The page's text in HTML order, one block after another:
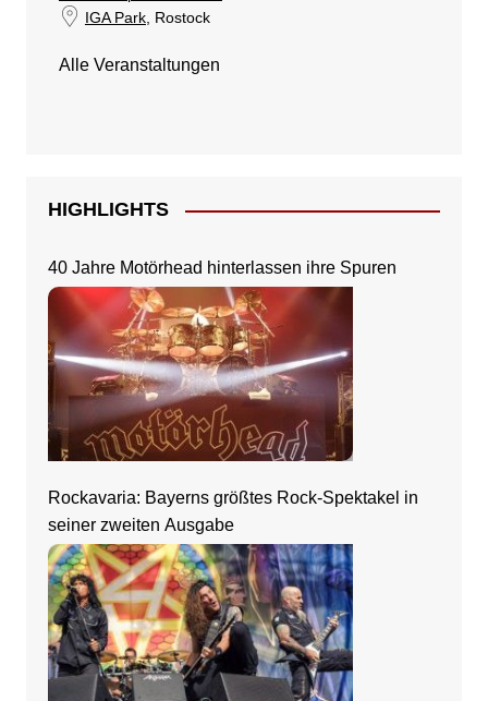
IGA Park, Rostock
Alle Veranstaltungen
HIGHLIGHTS
40 Jahre Motörhead hinterlassen ihre Spuren
Rockavaria: Bayerns größtes Rock-Spektakel in
seiner zweiten Ausgabe